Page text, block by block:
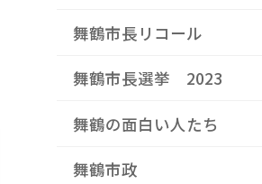
舞鶴市長リコール
舞鶴市長選挙 2023
舞鶴の面白い人たち
舞鶴市政